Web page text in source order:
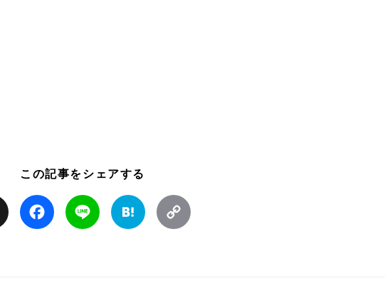
この記事をシェアする
Facebook Line Hatena